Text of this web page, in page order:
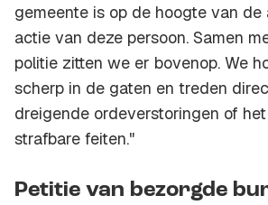
gemeente is op de hoogte van
actie van deze persoon. Samen
politie zitten we er bovenop. We
scherp in de gaten en treden
dreigende ordeverstoringen of
strafbare feiten."
Petitie van bezorgde